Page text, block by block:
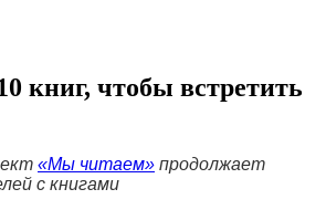
книг, чтобы встретить
«Мы читаем» продолжает
с книгами